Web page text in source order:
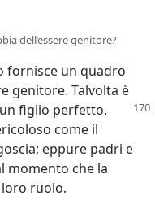
dell’essere genitore?
fornisce un quadro
genitore. Talvolta è
figlio perfetto.
come il
eppure padri e
momento che la
ruolo.